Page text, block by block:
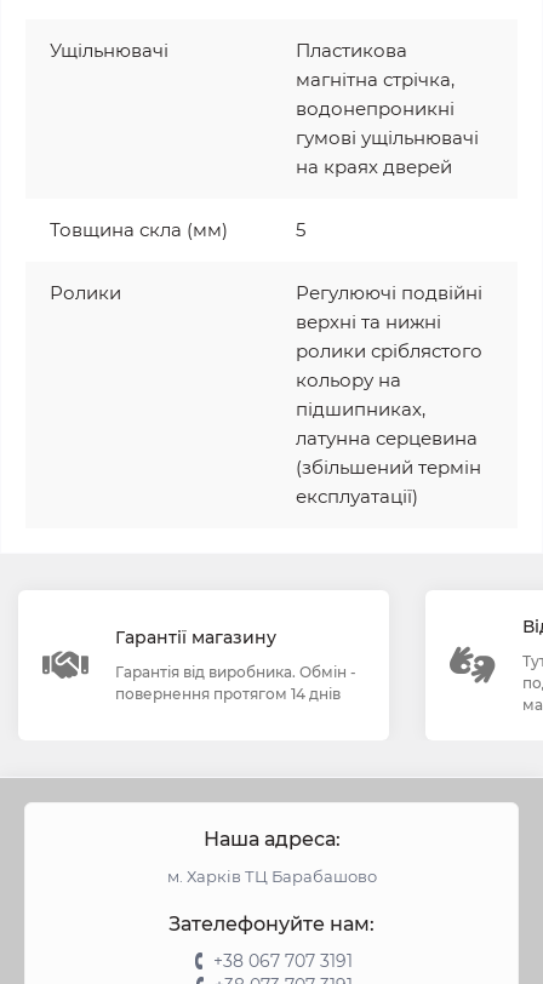
Ущільнювачі
Пластикова
магнітна стрічка,
водонепроникні
гумові ущільнювачі
на краях дверей
Товщина скла (мм) 5
Ролики
Регулюючі подвійні
верхні та нижні
ролики сріблястого
кольору на
підшипниках,
латунна серцевина
(збільшений термін
експлуатації)
Гарантії магазину
Гарантія від виробника. Обмін -
повернення протягом 14 днів
Наша адреса:
м. Харків ТЦ Барабашово
Зателефонуйте нам:
+38 067 707 3191